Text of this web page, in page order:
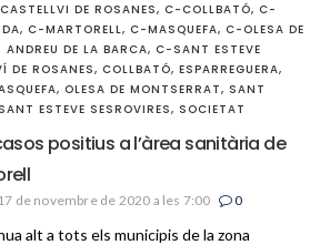
DE ROSANES, C-COLLBATÓ, C-
, C-MARTORELL, C-MASQUEFA, C-OLESA DE
DE LA BARCA, C-SANT ESTEVE
DE ROSANES, COLLBATÓ, ESPARREGUERA,
, OLESA DE MONTSERRAT, SANT
SANT ESTEVE SESROVIRES, SOCIETAT
positius a l’àrea sanitària de
17 de novembre de 2020 a les 7:00 0
alt a tots els municipis de la zona